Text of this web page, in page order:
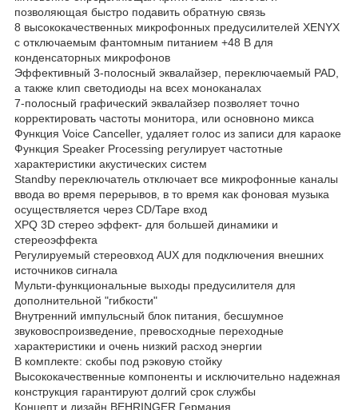
позволяющая быстро подавить обратную связь
8 высококачественных микрофонных предусилителей XENYX
с отключаемым фантомным питанием +48 В для
конденсаторных микрофонов
Эффективный 3-полосный эквалайзер, переключаемый PAD,
а также клип светодиоды на всех моноканалах
7-полосный графический эквалайзер позволяет точно
корректировать частоты монитора, или основноно микса
Функция Voice Canceller, удаляет голос из записи для караоке
Функция Speaker Processing регулирует частотные
характеристики акустических систем
Standby переключатель отключает все микрофонные каналы
ввода во время перерывов, в то время как фоновая музыка
осуществляется через CD/Tape вход
XPQ 3D стерео эффект- для большей динамики и
стереоэффекта
Регулируемый стереовход AUX для подключения внешних
источников сигнала
Мульти-функциональные выходы предусилителя для
дополнительной "гибкости"
Внутренний импульсный блок питания, бесшумное
звуковоспроизведение, превосходные переходные
характеристики и очень низкий расход энергии
В комплекте: скобы под рэковую стойку
Высококачественные компоненты и исключительно надежная
конструкция гарантируют долгий срок службы
Концепт и дизайн BEHRINGER Германия